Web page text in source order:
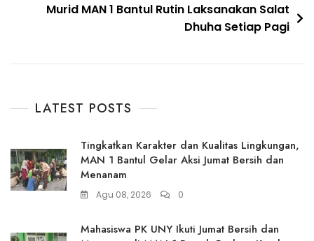
Murid MAN 1 Bantul Rutin Laksanakan Salat
Dhuha Setiap Pagi
LATEST POSTS
Tingkatkan Karakter dan Kualitas Lingkungan,
MAN 1 Bantul Gelar Aksi Jumat Bersih dan
Menanam
Agu 08, 2026 0
Mahasiswa PK UNY Ikuti Jumat Bersih dan